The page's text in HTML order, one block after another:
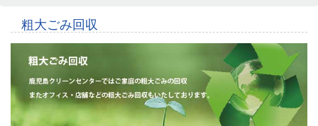
粗大ごみ回収